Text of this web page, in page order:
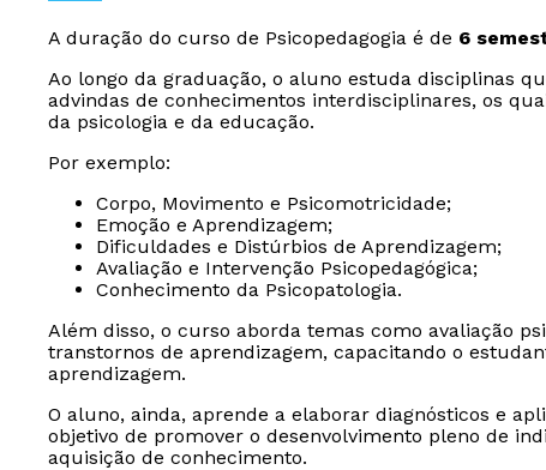
A duração do curso de Psicopedagogia é de 6
Ao longo da graduação, o aluno estuda disciplinas
advindas de conhecimentos interdisciplinares, os
da psicologia e da educação.
Por exemplo:
Corpo, Movimento e Psicomotricidade;
Emoção e Aprendizagem;
Dificuldades e Distúrbios de Aprendizagem;
Avaliação e Intervenção Psicopedagógica;
Conhecimento da Psicopatologia.
Além disso, o curso aborda temas como avaliação
transtornos de aprendizagem, capacitando o
aprendizagem.
O aluno, ainda, aprende a elaborar diagnósticos e
objetivo de promover o desenvolvimento pleno de
aquisição de conhecimento.